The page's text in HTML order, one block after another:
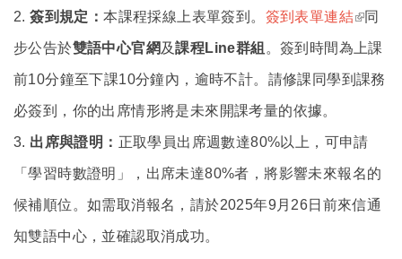
2.簽到規定：本課程採線上表單簽到。 簽到表單連結 (link is
同
步公告於雙語中心官網 及課程Line群組 。簽到時間為上課
前10分鐘至下課10分鐘內，逾時不計。請修課同學到課務
必簽到，你的出席情形將是未來開課考量的依據。
3. 出席與證明： 正取學員出席週數達80%以上，可申請
「學習時數證明」，出席未達80%者，將影響未來報名的
候補順位。如需取消報名，請於2025年9月26日前來信通
知雙語中心，並確認取消成功。